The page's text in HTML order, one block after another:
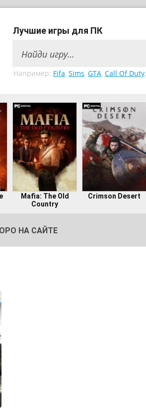
Лучшие игры для ПК
Например: Fifa, Sims, GTA, Call Of Duty,
Mafia: The Old
Country
Crimson Desert
НА САЙТЕ